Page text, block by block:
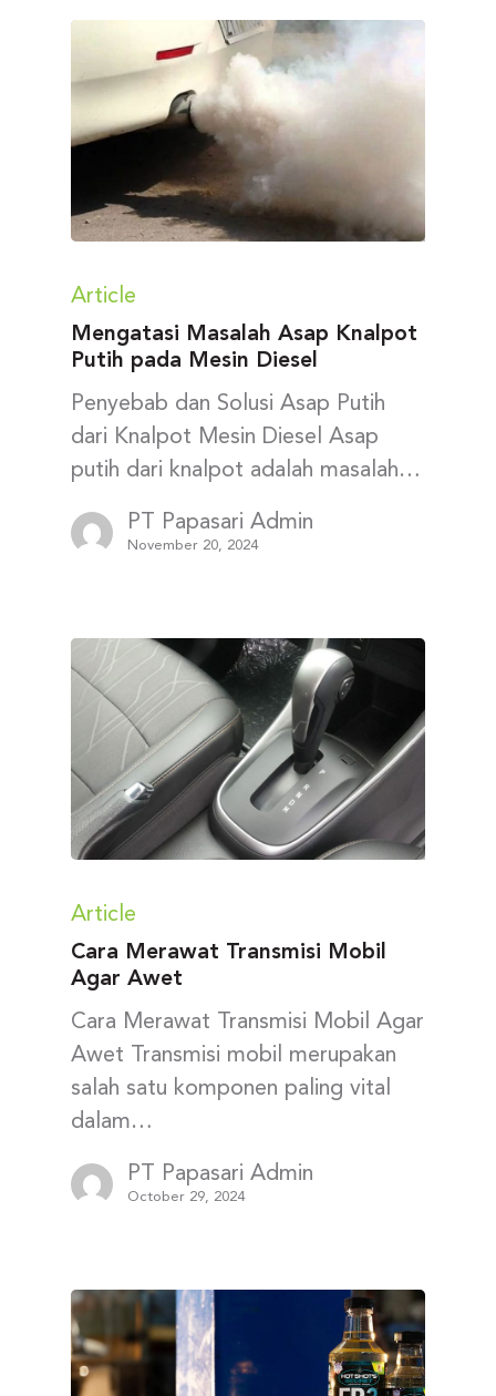
Article
Mengatasi Masalah Asap Knalpot
Putih pada Mesin Diesel
Penyebab dan Solusi Asap Putih
dari Knalpot Mesin Diesel Asap
putih dari knalpot adalah masalah…
PT Papasari Admin
November 20, 2024
Article
Cara Merawat Transmisi Mobil
Agar Awet
Cara Merawat Transmisi Mobil Agar
Awet Transmisi mobil merupakan
salah satu komponen paling vital
dalam…
PT Papasari Admin
October 29, 2024